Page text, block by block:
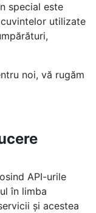
special este
utilizate
noi, vă rugăm
API-urile
în limba
și acestea